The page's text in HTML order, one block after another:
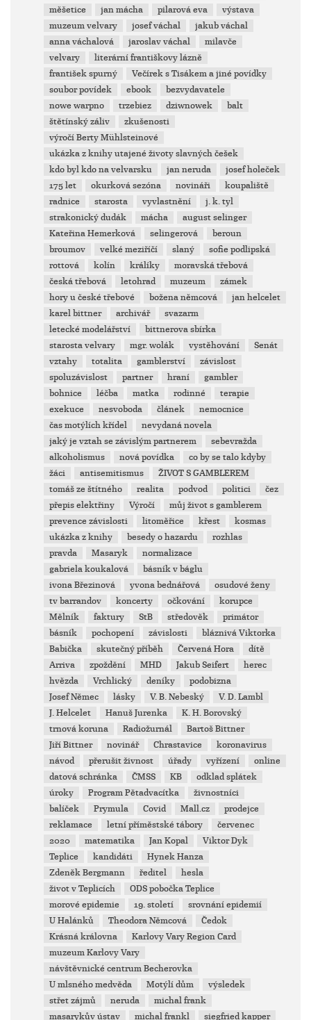
měšetice
jan mácha pilarová eva
výstava
muzeum velvary
josef váchal
jakub váchal
anna váchalová
jaroslav váchal
milavče
velvary
literární františkovy lázně
františek spurný
Večírek s Tisákem a jiné povídky
soubor povídek
ebook
bezvydavatele
nowe warpno
trzebiez dziwnowek
balt
štětínský záliv
zkušenosti
výročí Berty Mühlsteinové
ukázka z knihy utajené životy slavných češek
kdo byl kdo na velvarsku
jan neruda
josef holeček
175 let
okurková sezóna novináři
koupaliště
radnice
starosta vyvlastnění
j. k. tyl
strakonický dudák
mácha
august selinger
Kateřina Hemerková
selingerová
beroun
broumov
velké meziříčí slaný
sofie podlipská
rottová
kolín králíky
moravská třebová
česká třebová
letohrad muzeum
zámek
hory u české třebové
božena němcová
jan helcelet
karel bittner
archivář
svazarm
letecké modelářství
bittnerova sbírka
starosta velvary
mgr. wolák vystěhování
Senát
vztahy
totalita gamblerství
závislost
spoluzávislost
partner hraní
gambler
bohnice
léčba matka rodinné
terapie
exekuce
nesvoboda článek
nemocnice
čas motýlích křídel
nevydaná novela
jaký je vztah se závislým partnerem
sebevražda
alkoholismus
nová povídka
co by se talo kdyby
žáci
antisemitismus
ŽIVOT S GAMBLEREM
tomáš ze štítného
realita podvod politici
čez
přepis elektřiny
Výročí
můj život s gamblerem
prevence závislosti
litoměřice křest
kosmas
ukázka z knihy
besedy o hazardu
rozhlas
pravda
Masaryk
normalizace
gabriela koukalová
básník v báglu
ivona Březinová
yvona bednářová
osudové ženy
tv barrandov
koncerty očkování
korupce
Mělník
faktury StB středověk
primátor
básník
pochopení závislosti
bláznivá Viktorka
Babička
skutečný příběh Červená Hora
dítě
Arriva
zpoždění MHD Jakub Seifert
herec
hvězda
Vrchlický deníky
podobizna
Josef Němec
lásky V. B. Nebeský
V. D. Lambl
J. Helcelet
Hanuš Jurenka
K. H. Borovský
trnová koruna
Radiožurnál
Bartoš Bittner
Jiří Bittner
novinář Chrastavice
koronavirus
návod
přerušit živnost úřady vyřízení
online
datová schránka
ČMSS KB
odklad splátek
úroky
Program Pětadvacítka
živnostníci
balíček
Prymula Covid Mall.cz
prodejce
reklamace
letní příměstské tábory
červenec
2020
matematika Jan Kopal
Viktor Dyk
Teplice
kandidáti
Hynek Hanza
Zdeněk Bergmann
ředitel
hesla
život v Teplicích
ODS pobočka Teplice
morové epidemie
19. století
srovnání epidemií
U Halánků
Theodora Němcová
Čedok
Krásná královna
Karlovy Vary Region Card
muzeum Karlovy Vary
návštěvnické centrum Becherovka
U mlsného medvěda
Motýlí dům
výsledek
střet zájmů
neruda
michal frank
masarykův ústav
michal frankl
siegfried kapper